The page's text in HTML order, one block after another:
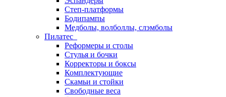
Степ-платформы
Бодипампы
Медболы, волболлы, слэмболы
Пилатес
Реформеры и столы
Стулья и бочки
Корректоры и боксы
Комплектующие
Скамьи и стойки
Свободные веса